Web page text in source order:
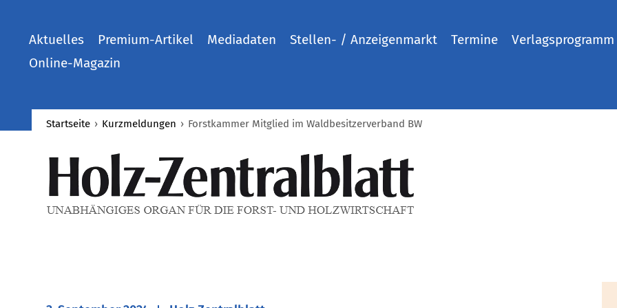
Aktuelles Premium-Artikel Mediadaten Stellen- / Anzeigenmarkt Termine
Verlagsprogramm
Online-Magazin
Startseite › Kurzmeldungen › ​Forstkammer Mitglied im Waldbesitzerverband BW